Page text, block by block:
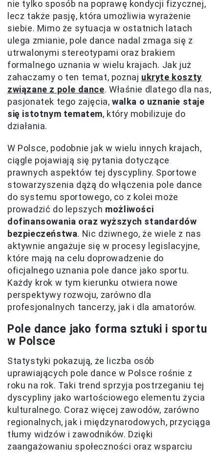
nie tylko sposób na poprawę kondycji fizycznej,
lecz także pasję, która umożliwia wyrażenie
siebie. Mimo że sytuacja w ostatnich latach
ulega zmianie, pole dance nadal zmaga się z
utrwalonymi stereotypami oraz brakiem
formalnego uznania w wielu krajach. Jak już
zahaczamy o ten temat, poznaj ukryte koszty
związane z pole dance. Właśnie dlatego dla nas,
pasjonatek tego zajęcia,walka o uznanie staje
się istotnym tematem, który mobilizuje do
działania.
W Polsce, podobnie jak w wielu innych krajach,
ciągle pojawiają się pytania dotyczące
prawnych aspektów tej dyscypliny. Sportowe
stowarzyszenia dążą do włączenia pole dance
do systemu sportowego, co z kolei może
prowadzić do lepszych możliwości
dofinansowania oraz wyższych standardów
bezpieczeństwa. Nic dziwnego, że wiele z nas
aktywnie angażuje się w procesy legislacyjne,
które mają na celu doprowadzenie do
oficjalnego uznania pole dance jako sportu.
Każdy krok w tym kierunku otwiera nowe
perspektywy rozwoju, zarówno dla
profesjonalnych tancerzy, jak i dla amatorów.
Pole dance jako forma sztuki i sportu
w Polsce
Statystyki pokazują, że liczba osób
uprawiających pole dance w Polsce rośnie z
roku na rok. Taki trend sprzyja postrzeganiu tej
dyscypliny jako wartościowego elementu życia
kulturalnego. Coraz więcej zawodów, zarówno
regionalnych, jak i międzynarodowych, przyciąga
tłumy widzów i zawodników. Dzięki
zaangażowaniu społeczności oraz wsparciu